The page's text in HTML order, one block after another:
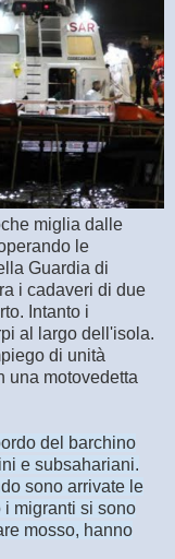
miglia dalle
le
Guardia di
i cadaveri di due
Intanto i
al largo dell'isola.
di unità
una motovedetta
del barchino
e subsahariani.
sono arrivate le
i migranti si sono
mosso, hanno